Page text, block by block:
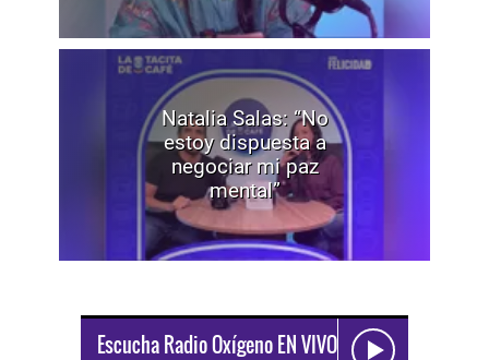
Natalia Salas: “No
estoy dispuesta a
negociar mi paz
mental”
Escucha Radio Oxígeno EN VIVO